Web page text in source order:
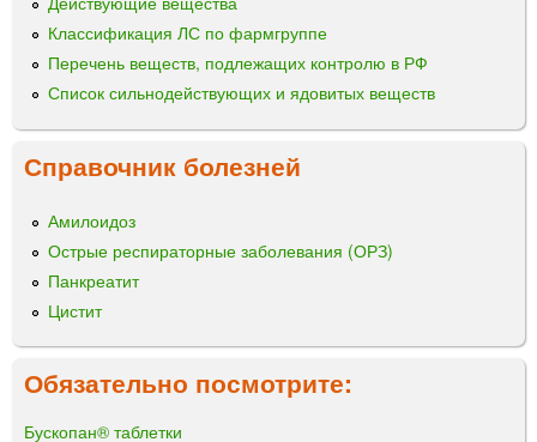
Классификация ЛС по фармгруппе
Перечень веществ, подлежащих контролю в РФ
Список сильнодействующих и ядовитых веществ
Справочник болезней
Амилоидоз
Острые респираторные заболевания (ОРЗ)
Панкреатит
Цистит
Обязательно посмотрите:
Бускопан® таблетки